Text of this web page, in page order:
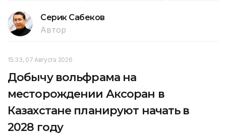
Серик Сабеков
Автор
15:33, 07 Августа 2026
Добычу вольфрама на
месторождении Аксоран в
Казахстане планируют начать в
2028 году